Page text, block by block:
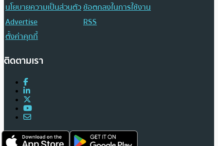
นโยบายความเป็นส่วนตัวข้อตกลงในการใช้งาน
Advertise
RSS
ตั้งค่าคุกกี้
ติดตามเรา